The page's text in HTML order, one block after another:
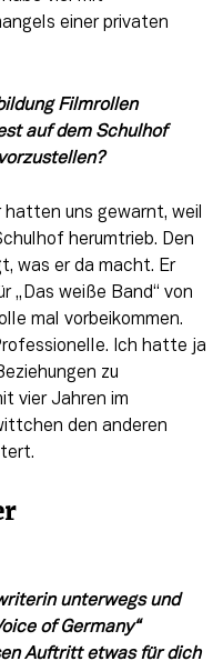
einer privaten
Filmrollen
auf dem Schulhof
uns gewarnt, weil
herumtrieb. Den
was er da macht. Er
weiße Band“ von
mal vorbeikommen.
Ich hatte ja
zu
vier Jahren im
den anderen
unterwegs und
of Germany“
Auftritt etwas für dich